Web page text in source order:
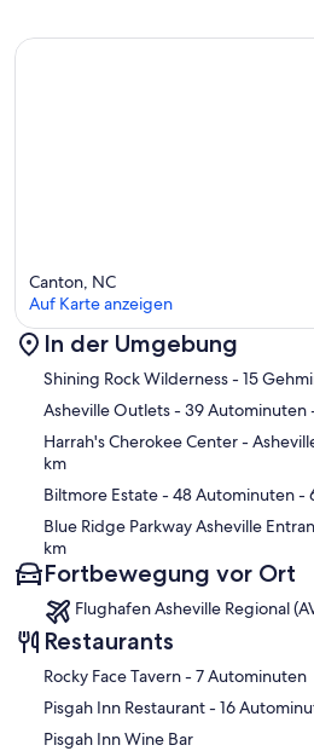
Karte
Canton, NC
Auf Karte anzeigen
In der Umgebung
Shining Rock Wilderness- 15
Asheville Outlets- 39 Autominuten
Harrah's Cherokee Center -
km
Biltmore Estate- 48 Autominuten-
Blue Ridge Parkway Asheville
km
Fortbewegung vor Ort
Flughafen Asheville Regional
Restaurants
‪Rocky Face Tavern - ‬7 Autominuten
‪Pisgah Inn Restaurant - ‬16
Pisgah Inn Wine Bar